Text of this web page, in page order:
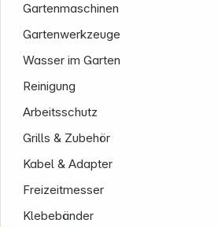
Gartenmaschinen
Gartenwerkzeuge
Wasser im Garten
Reinigung
Arbeitsschutz
Grills & Zubehör
Kabel & Adapter
Freizeitmesser
Klebebänder
Informationen